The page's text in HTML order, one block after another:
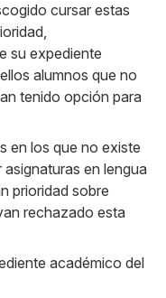
cursar estas
su expediente
alumnos que no
tenido opción para
en los que no existe
en lengua
prioridad sobre
rechazado esta
académico del